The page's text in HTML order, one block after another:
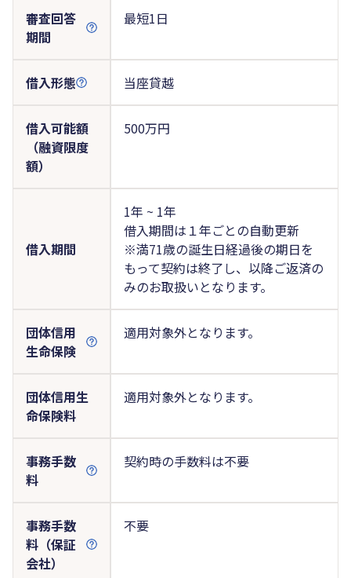
審査回答
期間
最短1日
借入形態 当座貸越
借入可能額
（融資限度
額）
500万円
借入期間
1年 ~ 1年
借入期間は１年ごとの自動更新
※満71歳の誕生日経過後の期日を
もって契約は終了し、以降ご返済の
みのお取扱いとなります。
団体信用
生命保険
適用対象外となります。
団体信用生
命保険料
適用対象外となります。
事務手数
料
契約時の手数料は不要
事務手数
料（保証
会社）
不要